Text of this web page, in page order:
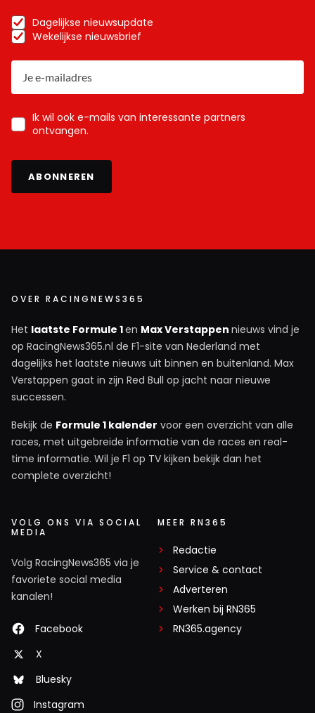
Dagelijkse nieuwsupdate
Wekelijkse nieuwsbrief
Ik wil ook e-mails van interessante partners
ontvangen.
ABONNEREN
OVER RACINGNEWS365
Het laatste Formule 1en Max Verstappen nieuws vind je
op RacingNews365.nl de F1-site van Nederland met
dagelijks het laatste nieuws uit binnen en buitenland. Max
Verstappen gaat in zijn Red Bull op jacht naar nieuwe
successen.
Bekijk de Formule 1 kalender voor een overzicht van alle
races, met uitgebreide informatie van de races en real-
time informatie. Wil je F1 op TV kijken bekijk dan het
complete overzicht!
VOLG ONS VIA SOCIAL
MEDIA
Volg RacingNews365 via je
favoriete social media
kanalen!
Facebook
X
Bluesky
Instagram
MEER RN365
Redactie
Service & contact
Adverteren
Werken bij RN365
RN365.agency